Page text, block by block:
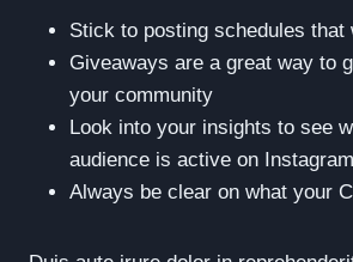
Stick to posting schedules that
Giveaways are a great way to
your community
Look into your insights to see
audience is active on Instagram
Always be clear on what your